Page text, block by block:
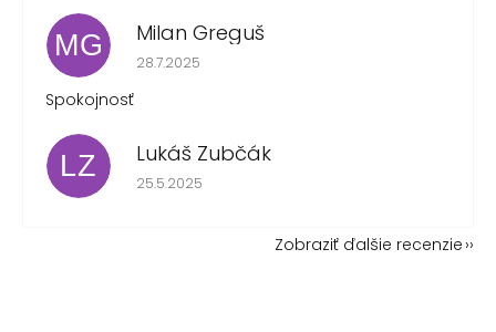
MG Milan Greguš
Hodnotenie obchodu je 5 z 5 hviezdičiek.
28.7.2025
Spokojnosť
LZ Lukáš Zubčák
Hodnotenie obchodu je 5 z 5 hviezdičiek.
25.5.2025
Zobraziť ďalšie recenzie